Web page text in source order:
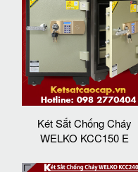
Két Sắt Chống Cháy
WELKO KCC150 E